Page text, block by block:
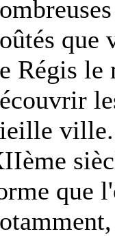
que
Régis le
ville.
que